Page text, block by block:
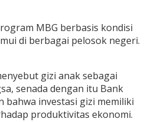
MBG berbasis kondisi
di berbagai pelosok negeri.
gizi anak sebagai
senada dengan itu Bank
bahwa investasi gizi memiliki
produktivitas ekonomi.